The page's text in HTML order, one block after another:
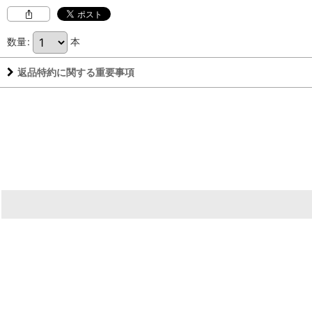
数量: 本
返品特約に関する重要事項